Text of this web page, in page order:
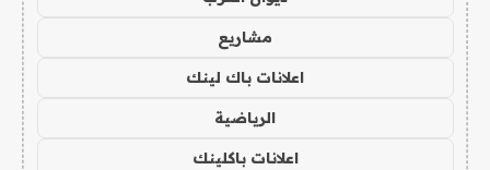
مشاريع
اعلانات باك لينك
الرياضية
اعلانات باكلينك